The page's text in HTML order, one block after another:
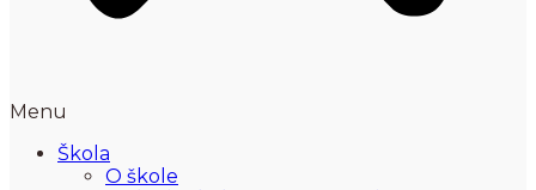
Menu
Škola
O škole